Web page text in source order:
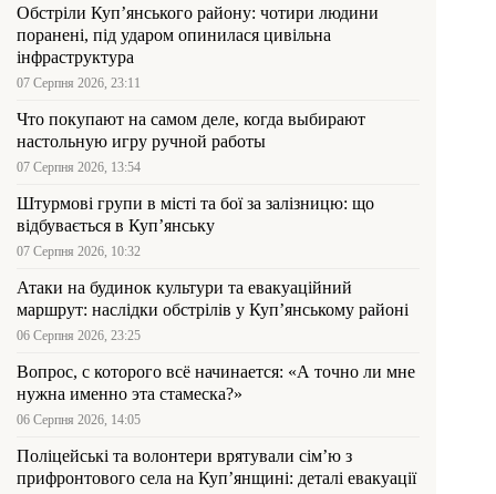
Обстріли Куп’янського району: чотири людини
поранені, під ударом опинилася цивільна
інфраструктура
07 Серпня 2026, 23:11
Что покупают на самом деле, когда выбирают
настольную игру ручной работы
07 Серпня 2026, 13:54
Штурмові групи в місті та бої за залізницю: що
відбувається в Куп’янську
07 Серпня 2026, 10:32
Атаки на будинок культури та евакуаційний
маршрут: наслідки обстрілів у Куп’янському районі
06 Серпня 2026, 23:25
Вопрос, с которого всё начинается: «А точно ли мне
нужна именно эта стамеска?»
06 Серпня 2026, 14:05
Поліцейські та волонтери врятували сім’ю з
прифронтового села на Куп’янщині: деталі евакуації